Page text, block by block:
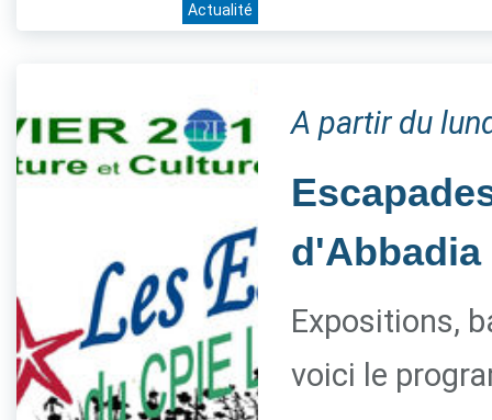
Actualité
A partir du
d'Abbadia
Expositions,
voici le